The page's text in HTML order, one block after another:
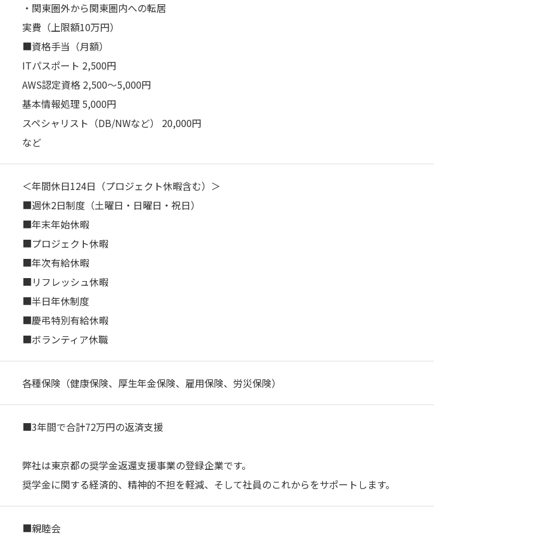
・関東圏外から関東圏内への転居
実費（上限額10万円）
■資格⼿当（⽉額）
ITパスポート 2,500円
AWS認定資格 2,500〜5,000円
基本情報処理 5,000円
スペシャリスト（DB/NWなど） 20,000円
など
＜年間休⽇124⽇（プロジェクト休暇含む）＞
■週休2⽇制度（⼟曜⽇‧⽇曜⽇‧祝⽇）
■年末年始休暇
■プロジェクト休暇
■年次有給休暇
■リフレッシュ休暇
■半⽇年休制度
■慶弔特別有給休暇
■ボランティア休職
各種保険（健康保険、厚⽣年⾦保険、雇⽤保険、労災保険）
■3年間で合計72万円の返済支援
弊社は東京都の奨学金返還支援事業の登録企業です。
奨学金に関する経済的、精神的不担を軽減、そして社員のこれからをサポートします。
■親睦会